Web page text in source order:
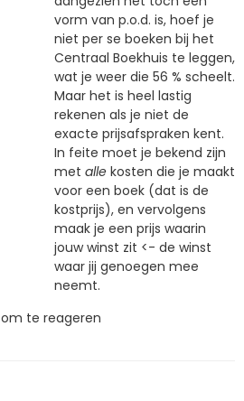
vorm van p.o.d. is, hoef je
niet per se boeken bij het
Centraal Boekhuis te leggen,
wat je weer die 56 % scheelt.
Maar het is heel lastig
rekenen als je niet de
exacte prijsafspraken kent.
In feite moet je bekend zijn
met alle kosten die je maakt
voor een boek (dat is de
kostprijs), en vervolgens
maak je een prijs waarin
jouw winst zit <- de winst
waar jij genoegen mee
neemt.
om te reageren